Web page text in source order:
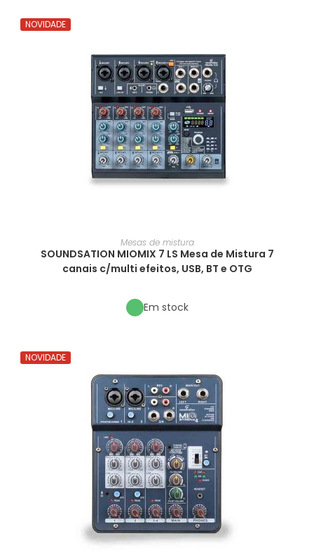
NOVIDADE
Mesas de mistura
SOUNDSATION MIOMIX 7 LS Mesa de Mistura 7
canais c/multi efeitos, USB, BT e OTG
Em stock
NOVIDADE